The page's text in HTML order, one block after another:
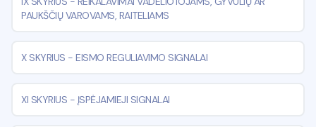
PAUKŠČIŲ VAROVAMS, RAITELIAMS
X SKYRIUS - EISMO REGULIAVIMO SIGNALAI
XI SKYRIUS - ĮSPĖJAMIEJI SIGNALAI